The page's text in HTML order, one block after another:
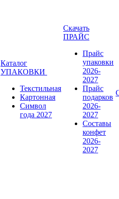
Каталог
УПАКОВКИ
Текстильная
Картонная
Символ
года 2027
Скачать
ПРАЙС
Прайс
упаковки
2026-
2027
Прайс
подарков
2026-
2027
Составы
конфет
2026-
2027